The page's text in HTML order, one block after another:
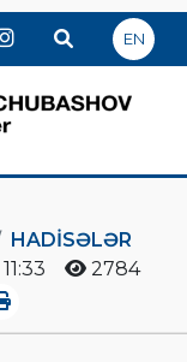
EN
HADİSƏLƏR
2784